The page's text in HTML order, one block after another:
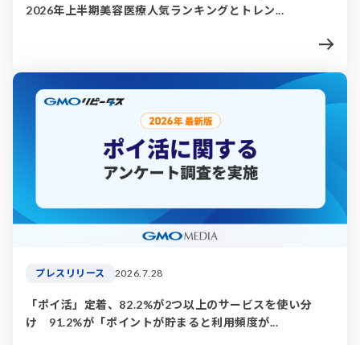
2026年上半期美容医療人気ランキングとトレン...
プレスリリース 2026.7.28
「ポイ活」定着、82.2%が2つ以上のサービスを使い分
け 91.2%が「ポイントが貯まると利用頻度が...